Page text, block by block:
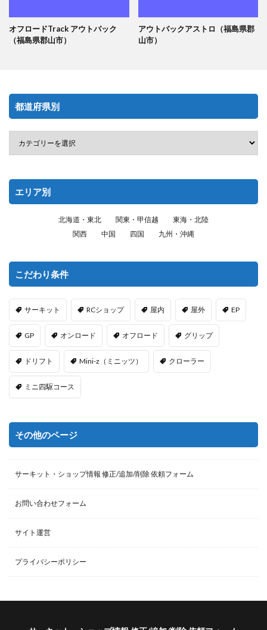
オフロードTrack アウトバック
（福島県郡山市）
アウトバックアストロ（福島県郡
山市）
都道府県別
エリア別
北海道・東北 関東・甲信越
東海・北陸
関西
中国 四国 九州・沖縄
こだわり条件
サーキット RCショップ 屋内 屋外 EP
GP オンロード オフロード グリップ
ドリフト Mini-z（ミニッツ） クローラー
ミニ四駆コース
その他のページ
サーキット・ショップ情報 修正/追加/削除 依頼フォーム
お問い合わせフォーム
サイト運営
プライバシーポリシー